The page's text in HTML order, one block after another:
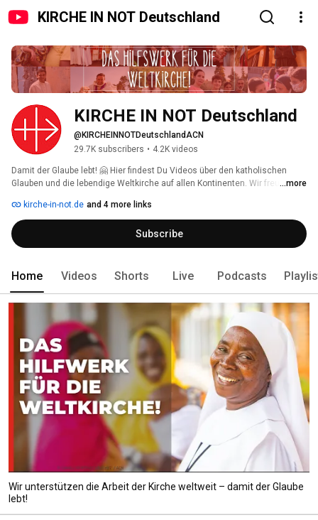
KIRCHE IN NOT Deutschland
KIRCHE IN NOT Deutschland
@KIRCHEINNOTDeutschlandACN
29.7K subscribers • 4.2K videos
Damit der Glaube lebt! 🤗 Hier findest Du Videos über den katholischen
Glauben und die lebendige Weltkirche auf allen Kontinenten. Wir freuen uns
möchtest: Kanal abonnieren!
...more
kirche-in-not.de and 4 more links
Subscribe
Home Videos Shorts Live Podcasts
Wir unterstützen die Arbeit der Kirche weltweit – damit der Glaube
lebt!